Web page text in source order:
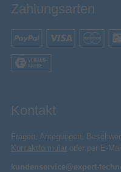
Zahlungsarten
Kontakt
Fragen, Anregungen,
Kontaktformular oder per E-
kundenservice@expert-